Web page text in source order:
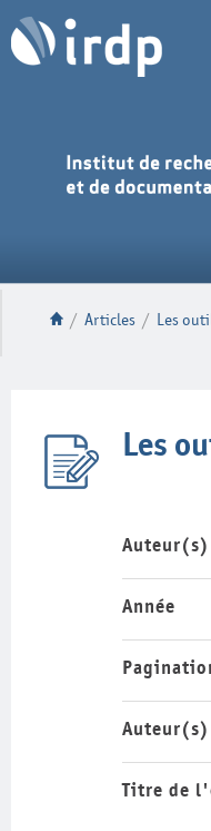
/ Articles / Les
Les
Auteur(s)
Année
Titre de